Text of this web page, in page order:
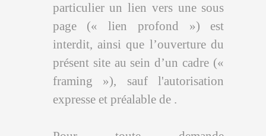
particulier un lien vers une sous
page (« lien profond ») est
interdit, ainsi que l’ouverture du
présent site au sein d’un cadre («
framing »), sauf l'autorisation
expresse et préalable de .